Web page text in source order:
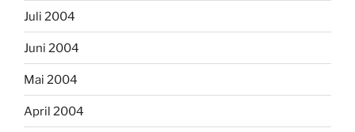
Juli 2004
Juni 2004
Mai 2004
April 2004